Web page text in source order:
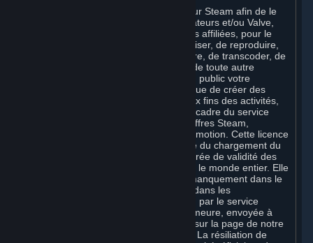
Lorsque vous chargez votre contenu sur Steam afin de le
rendre disponible pour les autres utilisateurs et/ou Valve,
vous accordez à Valve et à ses sociétés affiliées, pour le
monde entier, le droit non exclusif d'utiliser, de reproduire,
de modifier, de distribuer, de transmettre, de transcoder, de
traduire, de diffuser, de communiquer de toute autre
manière, et d'afficher et représenter en public votre
Contenu généré par l'utilisateur, ainsi que de créer des
œuvres dérivées à partir de celui-ci, aux fins des activités,
de la distribution, de l'inclusion dans le cadre du service
Steam, des jeux Steam et des autres offres Steam,
Souscriptions comprises, et de leur promotion. Cette licence
est octroyée à Valve au fur et à mesure du chargement du
contenu sur Steam pendant toute la durée de validité des
droits de propriété intellectuelle et pour le monde entier. Elle
peut être résiliée si Valve commet un manquement dans le
cadre de la licence et n'y remédie pas dans les
quatorze (14) jours suivant la réception par le service
juridique de Valve de votre mise en demeure, envoyée à
l'adresse applicable de Valve indiquée sur la page de notre
. La résiliation de